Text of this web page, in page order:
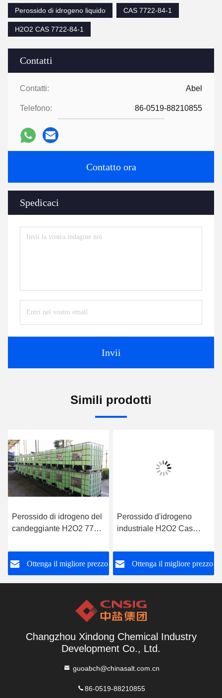
Contatti
Contatti: Abel
Telefono: 86-0519-88210855
Contatto ora
Spedicaci
Invii
Perossido di idrogeno liquido
CAS 7722-84-1
H2O2 CAS 7722-84-1
Simili prodotti
Perossido di idrogeno del
candeggiante H2O2 7722
Ottenga il migliore prezzo
Perossido d'idrogeno
industriale H2O2 Cas
tecnologia 84 1
Ottenga il migliore prezzo
Changzhou Xindong Chemical Industry
Development Co., Ltd.
guoabch@chinasalt.com.cn
86-0519-88210855